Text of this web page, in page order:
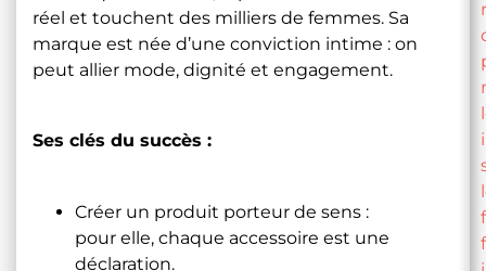
réel et touchent des milliers de femmes. Sa
marque est née d’une conviction intime : on
peut allier mode, dignité et engagement.
Ses clés du succès :
Créer un produit porteur de sens :
pour elle, chaque accessoire est une
déclaration.